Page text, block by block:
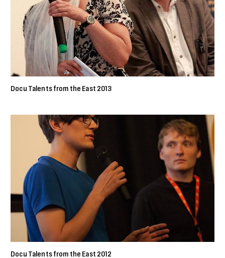
Docu Talents from the East 2013
Docu Talents from the East 2012